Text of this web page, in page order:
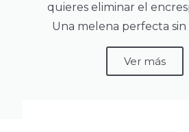
quieres eliminar el
Una melena perfecta
Ver más